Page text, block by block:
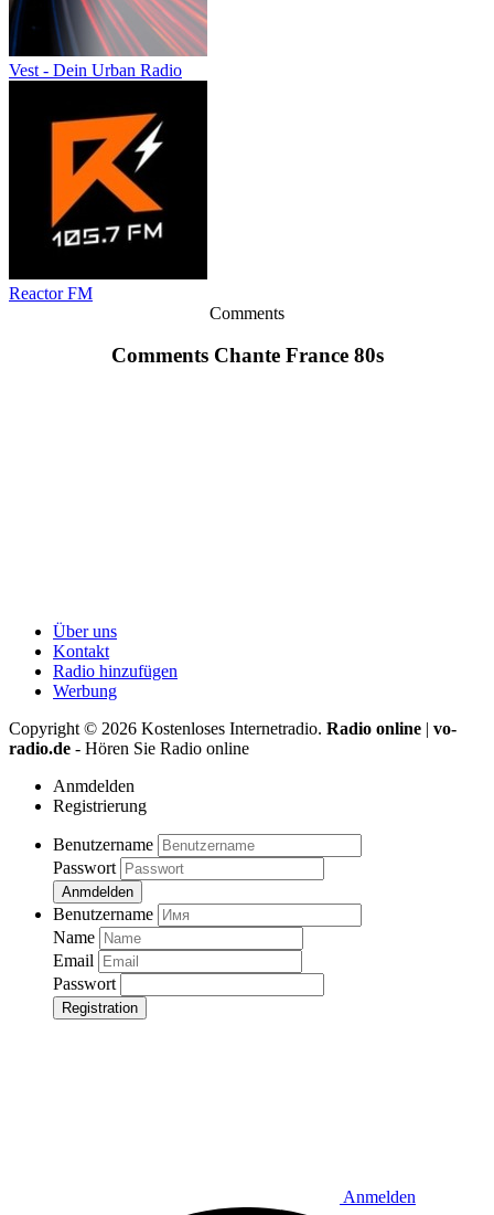
Vest - Dein Urban Radio
Reactor FM
Comments
Comments Chante France 80s
Über uns
Kontakt
Radio hinzufügen
Werbung
Copyright © 2026 Kostenloses Internetradio. Radio online | vo-
radio.de - Hören Sie Radio online
Anmdelden
Registrierung
Benutzername
Passwort
Anmdelden
Benutzername
Name
Email
Passwort
Registration
Anmelden